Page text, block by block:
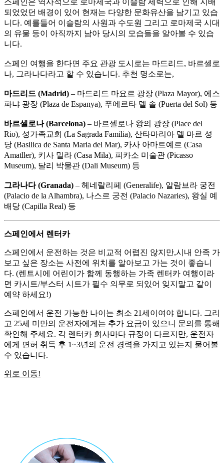
되었었던 배경이 있어 현재는 다양한 문화유산을 남기고 있습
니다. 예를들어 이슬람의 사원과 수도원 그리고 로마제국 시대
의 유물 등이 아직까지 남아 당시의 모습들을 알아볼 수 있습
니다.
스페인 여행을 한다면 주요 관광 도시로는 마드리드, 바르셀로
나, 그라나다라고 할 수 있습니다. 추천 명소로는,
마드리드 (Madrid) – 마드리드 마요르 광장 (Plaza Mayor), 에스
파냐 광장 (Plaza de Espanya), 푸에르타 델 솔 (Puerta del Sol) 등
바르셀로나 (Barcelona) – 바르셀로나 왕의 광장 (Place del
Rio), 성가족교회 (La Sagrada Familia), 산타마리아 델 마르 성
당 (Basilica de Santa Maria del Mar), 카사 아마트예르 (Casa
Amatller), 키사 밀라 (Casa Mila), 피카소 미술관 (Picasso
Museum), 달리 박물관 (Dali Museum) 등
그라나다 (Granada) – 헤네랄리페 (Generalife), 알람브라 궁전
(Palacio de la Alhambra), 나스르 궁전 (Palacio Nazaries), 왕실 예
배당 (Capilla Real) 등
스페인에서 렌터카
스페인에서 운전하는 것은 비교적 어렵진 않지만,시내 안족 가
보고 싶은 장소는 사전에 위치를 알아보고 가는 것이 좋습니
다. (렌트시에 어린이가 함께 동행하는 가족 렌터카 여행이라
면 카시트/부스터 시트가 필수 의무로 되있어 잊지말고 같이
예약 하세요!)
스페인에서 운전 가능한 나이는 최소 21세이여야 합니다. 그리
고 25세 미만의 운전자에게는 추가 요금이 있으니 문의를 통해
확인해 주세요. 각 렌터카 회사마다 규정이 다르지만, 운전자
에게 면허 취득 후 1~3년의 운전 경력을 가지고 있는지 물어볼
수 있습니다.
위로 이동!